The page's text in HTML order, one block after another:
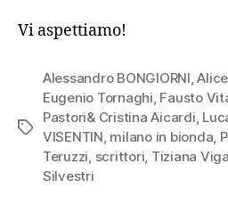
Vi aspettiamo!
Tag
Alessandro BONGIORNI,
Eugenio Tornaghi, Fausto
Pastori& Cristina Aicardi,
VISENTIN, milano in bionda,
Teruzzi, scrittori, Tiziana
Silvestri